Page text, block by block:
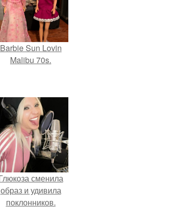
Barbie Sun Lovin
Malibu 70s.
сменила
образ и удивила
поклонников.